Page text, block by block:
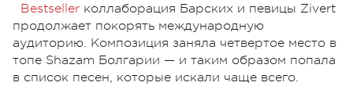
Bestseller коллаборация Барских и певицы Zivert
продолжает покорять международную
аудиторию. Композиция заняла четвертое место в
топе Shazam Болгарии — и таким образом попала
в список песен, которые искали чаще всего.